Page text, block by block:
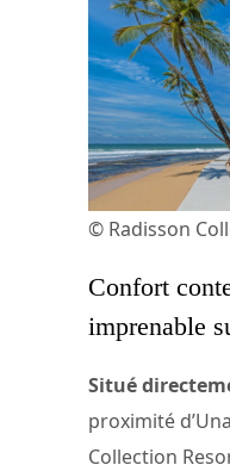
© Radisson
Confort
imprenable
Situé
proximité
Collection